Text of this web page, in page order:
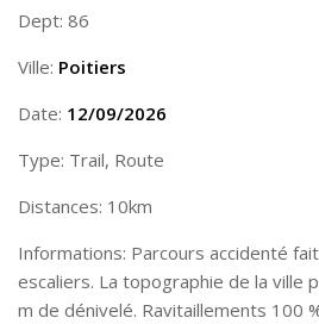
Dept: 86
Ville: Poitiers
Date: 12/09/2026
Type: Trail, Route
Distances: 10km
Informations: Parcours accidenté
escaliers. La topographie de la ville
m de dénivelé. Ravitaillements 100